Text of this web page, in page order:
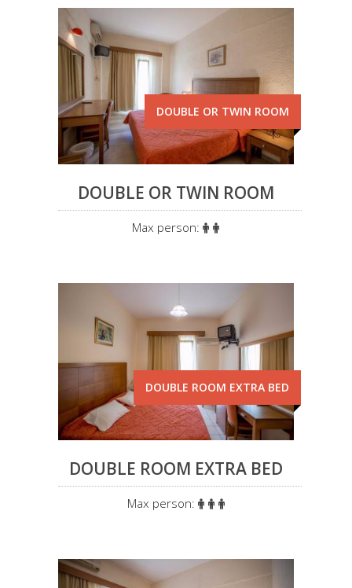
DOUBLE OR TWIN ROOM
DOUBLE OR TWIN ROOM
Max person:
DOUBLE ROOM EXTRA BED
DOUBLE ROOM EXTRA BED
Max person: